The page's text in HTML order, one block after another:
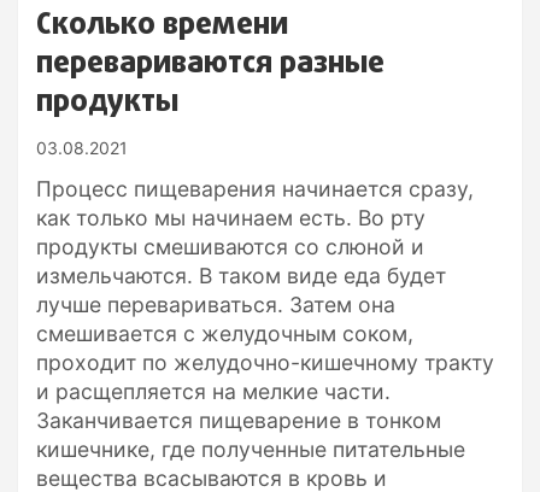
Сколько времени
перевариваются разные
продукты
03.08.2021
Процесс пищеварения начинается сразу,
как только мы начинаем есть. Во рту
продукты смешиваются со слюной и
измельчаются. В таком виде еда будет
лучше перевариваться. Затем она
смешивается с желудочным соком,
проходит по желудочно-кишечному тракту
и расщепляется на мелкие части.
Заканчивается пищеварение в тонком
кишечнике, где полученные питательные
вещества всасываются в кровь и